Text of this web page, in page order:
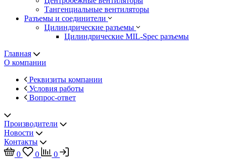
Тангенциальные вентиляторы
Разъемы и соединители
Цилиндрические разъемы
Цилиндрические MIL-Spec разъемы
Главная
О компании
Реквизиты компании
Условия работы
Вопрос-ответ
Производители
Новости
Контакты
0
0
0